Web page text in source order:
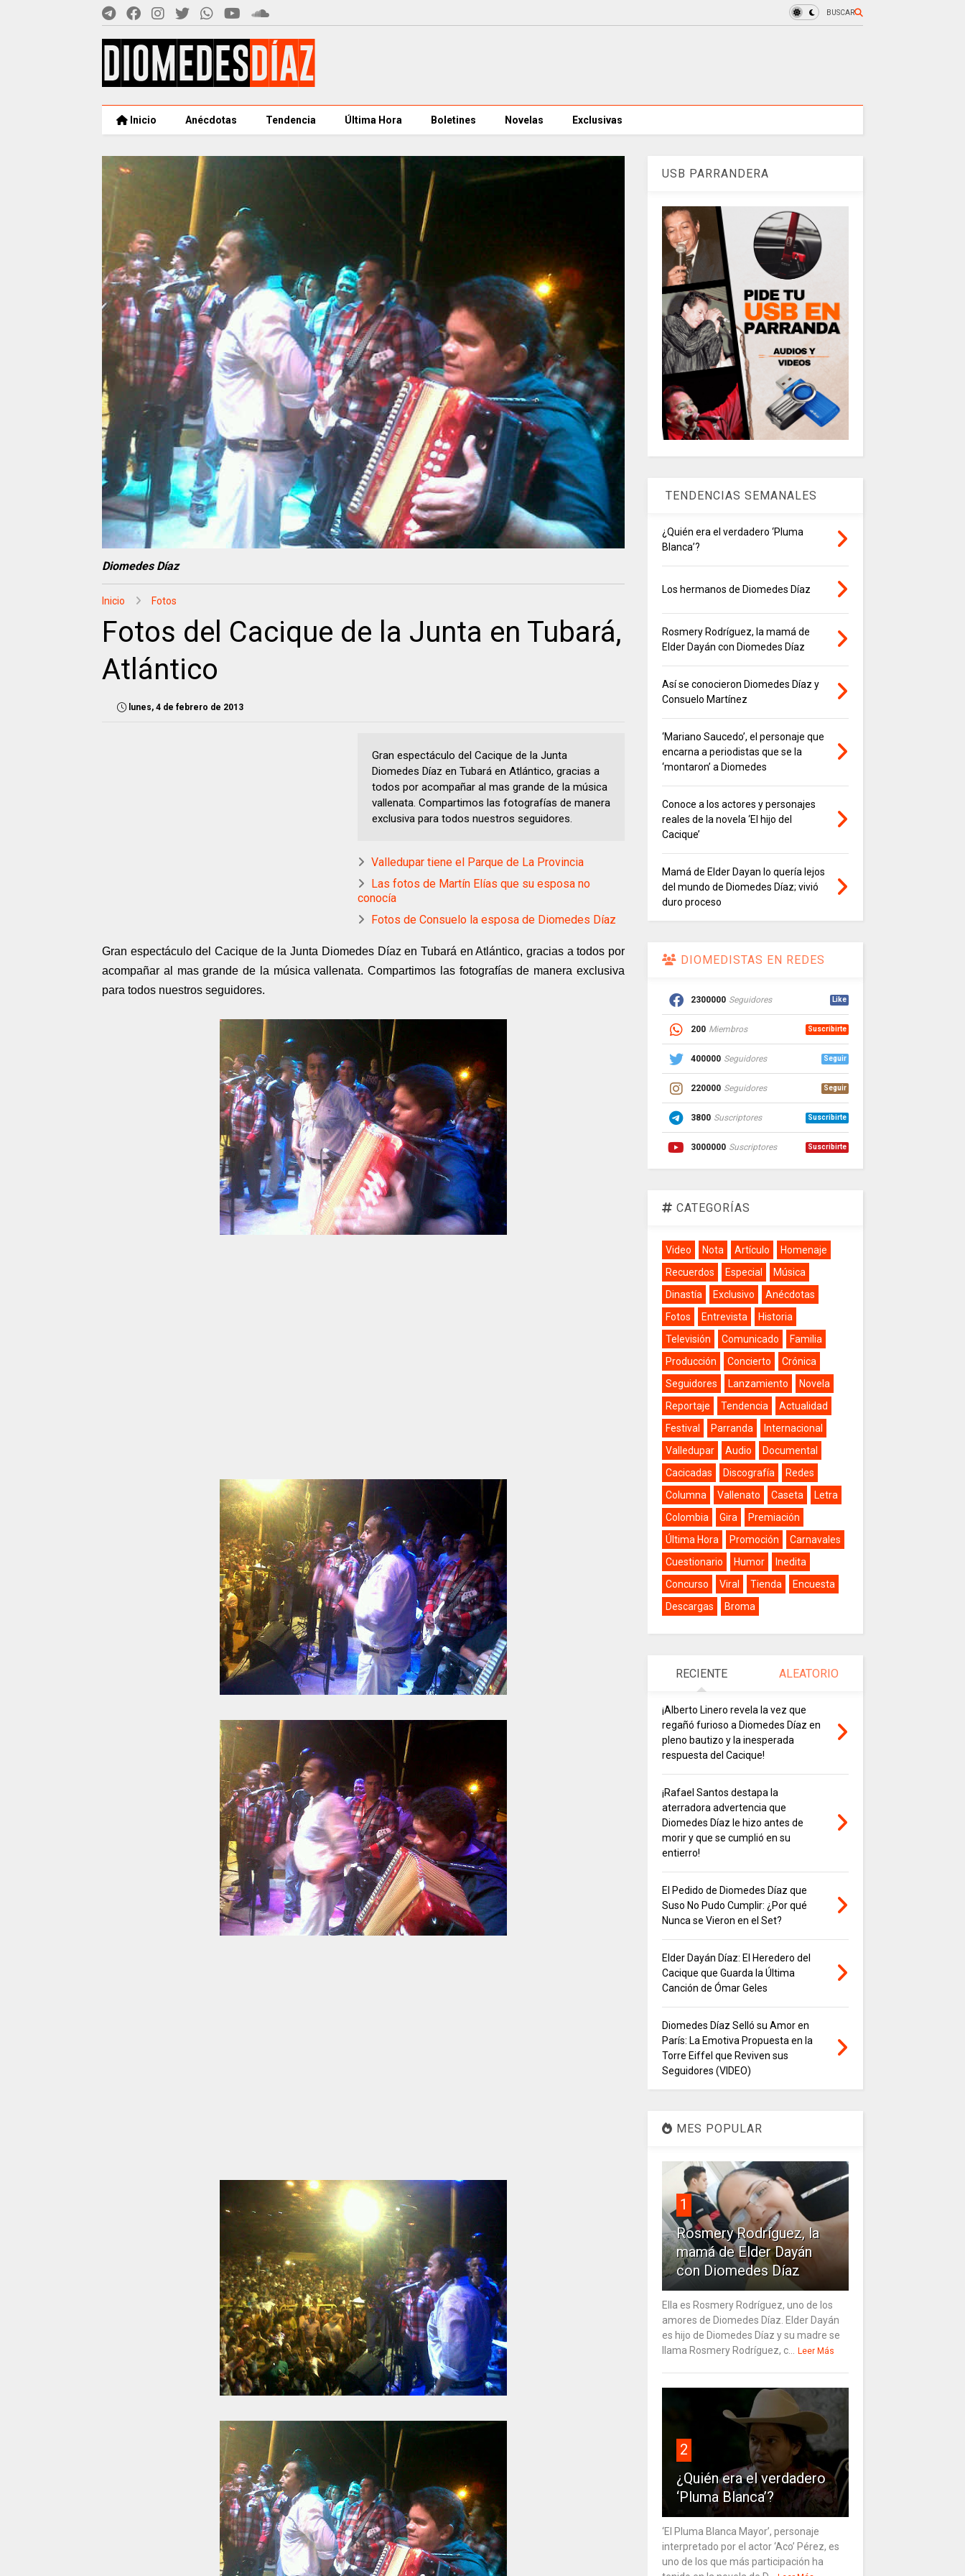
BUSCAR
Inicio Anécdotas Tendencia Última Hora Boletines Novelas Exclusivas
Diomedes Díaz
Inicio Fotos
Fotos del Cacique de la Junta en Tubará,
Atlántico
lunes, 4 de febrero de 2013
Gran espectáculo del Cacique de la Junta
Diomedes Díaz en Tubará en Atlántico, gracias a
todos por acompañar al mas grande de la música
vallenata. Compartimos las fotografías de manera
exclusiva para todos nuestros seguidores.
Valledupar tiene el Parque de La Provincia
Las fotos de Martín Elías que su esposa no
conocía
Fotos de Consuelo la esposa de Diomedes Díaz
Gran espectáculo del Cacique de la Junta Diomedes Díaz en Tubará en Atlántico, gracias a todos por
acompañar al mas grande de la música vallenata. Compartimos las fotografías de manera exclusiva
para todos nuestros seguidores.
USB PARRANDERA
TENDENCIAS SEMANALES
¿Quién era el verdadero ‘Pluma
Blanca’?
Los hermanos de Diomedes Díaz
Rosmery Rodríguez, la mamá de
Elder Dayán con Diomedes Díaz
Así se conocieron Diomedes Díaz y
Consuelo Martínez
‘Mariano Saucedo’, el personaje que
encarna a periodistas que se la
‘montaron’ a Diomedes
Conoce a los actores y personajes
reales de la novela ‘El hijo del
Cacique’
Mamá de Elder Dayan lo quería lejos
del mundo de Diomedes Díaz; vivió
duro proceso
DIOMEDISTAS EN REDES
2300000 Seguidores Like
200 Miembros Suscribirte
400000 Seguidores Seguir
220000 Seguidores Seguir
3800 Suscriptores Suscribirte
3000000 Suscriptores Suscribirte
CATEGORÍAS
Video Nota Artículo
Homenaje
Recuerdos
Especial
Música
Dinastía
Exclusivo
Anécdotas
Fotos
Entrevista
Historia
Televisión
Comunicado
Familia
Producción
Concierto
Crónica
Seguidores
Lanzamiento
Novela
Reportaje
Tendencia
Actualidad
Festival
Parranda
Internacional
Valledupar
Audio
Documental
Cacicadas
Discografía
Redes
Columna
Vallenato Caseta
Letra
Colombia
Gira
Premiación
Última Hora
Promoción
Carnavales
Cuestionario
Humor
Inedita
Concurso
Viral Tienda
Encuesta
Descargas
Broma
RECIENTE ALEATORIO
¡Alberto Linero revela la vez que
regañó furioso a Diomedes Díaz en
pleno bautizo y la inesperada
respuesta del Cacique!
¡Rafael Santos destapa la
aterradora advertencia que
Diomedes Díaz le hizo antes de
morir y que se cumplió en su
entierro!
El Pedido de Diomedes Díaz que
Suso No Pudo Cumplir: ¿Por qué
Nunca se Vieron en el Set?
Elder Dayán Díaz: El Heredero del
Cacique que Guarda la Última
Canción de Ómar Geles
Diomedes Díaz Selló su Amor en
París: La Emotiva Propuesta en la
Torre Eiffel que Reviven sus
Seguidores (VIDEO)
MES POPULAR
1
Rosmery Rodríguez, la
mamá de Elder Dayán
con Diomedes Díaz
Ella es Rosmery Rodríguez, uno de los
amores de Diomedes Díaz. Elder Dayán
es hijo de Diomedes Díaz y su madre se
llama Rosmery Rodríguez, c... Leer Más
2
¿Quién era el verdadero
‘Pluma Blanca’?
‘El Pluma Blanca Mayor’, personaje
interpretado por el actor ‘Aco’ Pérez, es
uno de los que más participación ha